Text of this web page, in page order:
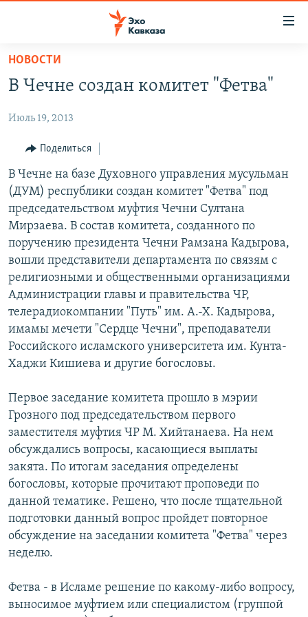
Вернуться
основному
Вернутся
навигации
Вернутся
поиску
СУХУМИ
ЦХИНВАЛИ
ВЕСЬ КАВКАЗ
СЕВЕРНЫЙ КАВКАЗ
АРМЕНИЯ
АЗЕРБАЙДЖАН
ТЕМЫ
ПОЛИТИКА
ЭКОНОМИКА
КУЛЬТУРА
СПОРТ
МИР
РУБРИКИ
НЕКРУГЛЫЙ СТОЛ
ПОЗИЦИЯ
БЛОГИ
ГОЛОСА
ЧИТАЕМ ПРЕССУ
МУЛЬТИМЕДИА
ФОТО
АУДИО
ПОДКАСТЫ
АРХИВ РАДИОПРОГРАММЫ
ПРИСОЕДИНЯЙТЕСЬ!
Все сайты РСЕ/РС
НОВОСТИ
В Чечне создан комитет "Фетва"
Июль 19, 2013
Поделиться
В Чечне на базе Духовного управления мусульман
(ДУМ) республики создан комитет "Фетва" под
председательством муфтия Чечни Султана
Мирзаева. В состав комитета, созданного по
поручению президента Чечни Рамзана Кадырова,
вошли представители департамента по связям с
религиозными и общественными организациями
Администрации главы и правительства ЧР,
телерадиокомпании "Путь" им. А.-Х. Кадырова,
имамы мечети "Сердце Чечни", преподаватели
Российского исламского университета им. Кунта-
Хаджи Кишиева и другие богословы.
Первое заседание комитета прошло в мэрии
Грозного под председательством первого
заместителя муфтия ЧР М. Хийтанаева. На нем
обсуждались вопросы, касающиеся выплаты
закята. По итогам заседания определены
богословы, которые прочитают проповеди по
данной тематике. Решено, что после тщательной
подготовки данный вопрос пройдет повторное
обсуждение на заседании комитета "Фетва" через
неделю.
Фетва - в Исламе решение по какому-либо вопросу,
выносимое муфтием или специалистом (группой